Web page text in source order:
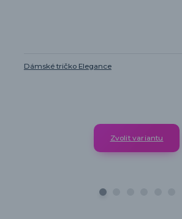
Dámské tričko Elegance
Zvolit variantu